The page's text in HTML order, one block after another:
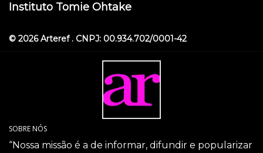
Instituto Tomie Ohtake
© 2026 Arteref . CNPJ: 00.934.702/0001-42
SOBRE NÓS
“Nossa missão é a de informar, difundir e popularizar